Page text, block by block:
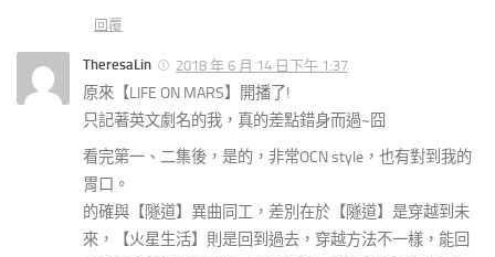
回覆
TheresaLin 2018 年 6 月 14 日下午 1:37
原來【LIFE ON MARS】開播了!
只記著英文劇名的我，真的差點錯身而過~囧
看完第一、二集後，是的，非常OCN style，也有對到我的
胃口。
的確與【隧道】異曲同工，差別在於【隧道】是穿越到未
來，【火星生活】則是回到過去，穿越方法不一樣，能回